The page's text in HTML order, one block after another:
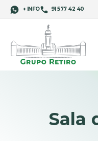
+ INFO 91 577 42 40
Sala